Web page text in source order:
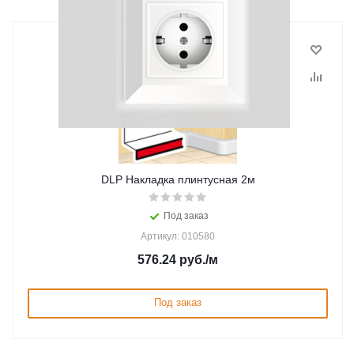
DLP Накладка плинтусная 2м
Под заказ
Артикул: 010580
576.24 руб./м
Под заказ